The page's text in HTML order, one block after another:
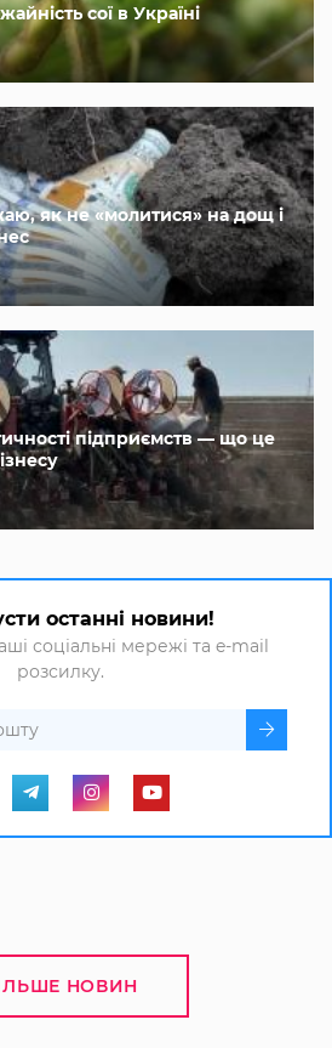
сої в Україні
як не «молитися» на дощ і
підприємств — що це
останні новини!
соціальні мережі та e-mail
розсилку.
НОВИН